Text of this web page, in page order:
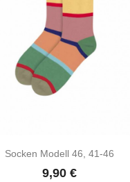
Socken Modell 46, 41-46
9,90 €